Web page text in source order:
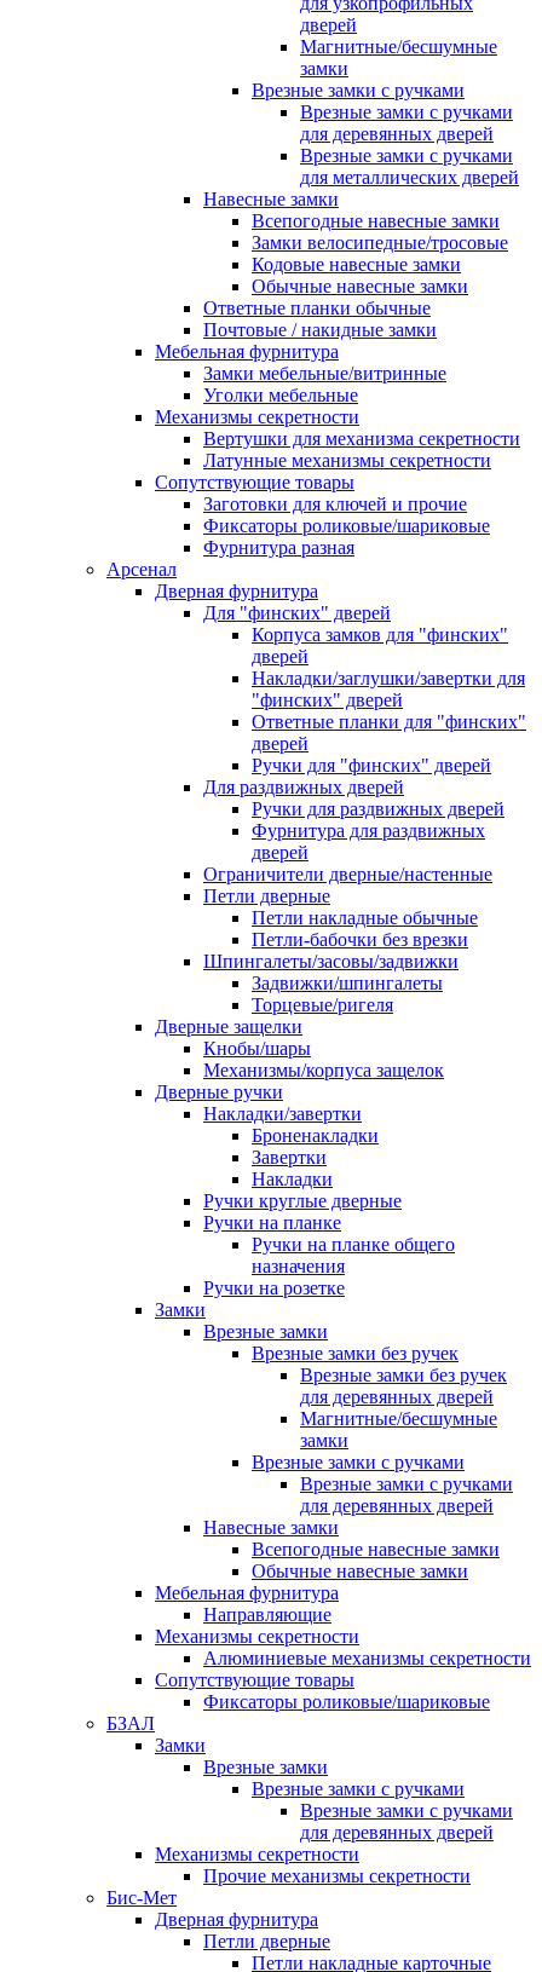
дверей
Магнитные/бесшумные
замки
Врезные замки с ручками
Врезные замки с ручками
для деревянных дверей
Врезные замки с ручками
для металлических дверей
Навесные замки
Всепогодные навесные замки
Замки велосипедные/тросовые
Кодовые навесные замки
Обычные навесные замки
Ответные планки обычные
Почтовые / накидные замки
Мебельная фурнитура
Замки мебельные/витринные
Уголки мебельные
Механизмы секретности
Вертушки для механизма секретности
Латунные механизмы секретности
Сопутствующие товары
Заготовки для ключей и прочие
Фиксаторы роликовые/шариковые
Фурнитура разная
Арсенал
Дверная фурнитура
Для "финских" дверей
Корпуса замков для "финских"
дверей
Накладки/заглушки/завертки для
"финских" дверей
Ответные планки для "финских"
дверей
Ручки для "финских" дверей
Для раздвижных дверей
Ручки для раздвижных дверей
Фурнитура для раздвижных
дверей
Ограничители дверные/настенные
Петли дверные
Петли накладные обычные
Петли-бабочки без врезки
Шпингалеты/засовы/задвижки
Задвижки/шпингалеты
Торцевые/ригеля
Дверные защелки
Кнобы/шары
Механизмы/корпуса защелок
Дверные ручки
Накладки/завертки
Броненакладки
Завертки
Накладки
Ручки круглые дверные
Ручки на планке
Ручки на планке общего
назначения
Ручки на розетке
Замки
Врезные замки
Врезные замки без ручек
Врезные замки без ручек
для деревянных дверей
Магнитные/бесшумные
замки
Врезные замки с ручками
Врезные замки с ручками
для деревянных дверей
Навесные замки
Всепогодные навесные замки
Обычные навесные замки
Мебельная фурнитура
Направляющие
Механизмы секретности
Алюминиевые механизмы секретности
Сопутствующие товары
Фиксаторы роликовые/шариковые
БЗАЛ
Замки
Врезные замки
Врезные замки с ручками
Врезные замки с ручками
для деревянных дверей
Механизмы секретности
Прочие механизмы секретности
Бис-Мет
Дверная фурнитура
Петли дверные
Петли накладные карточные